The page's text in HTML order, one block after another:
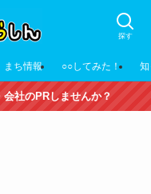
探す
まち情報 ○○してみた！
社のPRしませんか？